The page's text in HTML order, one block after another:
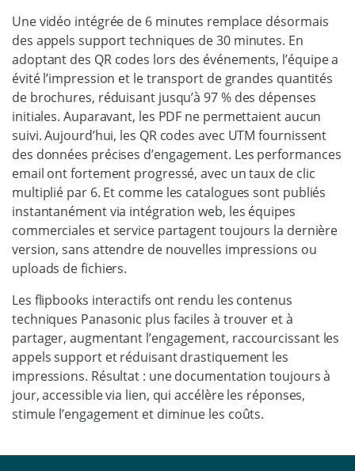
Une vidéo intégrée de 6 minutes remplace désormais
des appels support techniques de 30 minutes. En
adoptant des QR codes lors des événements, l’équipe a
évité l’impression et le transport de grandes quantités
de brochures, réduisant jusqu’à 97 % des dépenses
initiales. Auparavant, les PDF ne permettaient aucun
suivi. Aujourd’hui, les QR codes avec UTM fournissent
des données précises d’engagement. Les performances
email ont fortement progressé, avec un taux de clic
multiplié par 6. Et comme les catalogues sont publiés
instantanément via intégration web, les équipes
commerciales et service partagent toujours la dernière
version, sans attendre de nouvelles impressions ou
uploads de fichiers.
Les flipbooks interactifs ont rendu les contenus
techniques Panasonic plus faciles à trouver et à
partager, augmentant l’engagement, raccourcissant les
appels support et réduisant drastiquement les
impressions. Résultat : une documentation toujours à
jour, accessible via lien, qui accélère les réponses,
stimule l’engagement et diminue les coûts.